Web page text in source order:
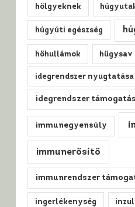
hölgyeknek
húgyúti egészség
hőhullámok hűgysav
idegrendszer nyugtatása
idegrendszer
immunegyensúly
immunerősítő
immunrendszer
ingerlékenység